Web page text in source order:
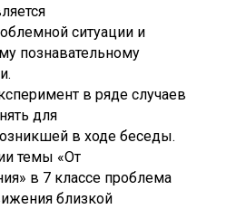
ситуации и
познавательному
в ряде случаев
для
в ходе беседы.
темы «От
в 7 классе проблема
близкой